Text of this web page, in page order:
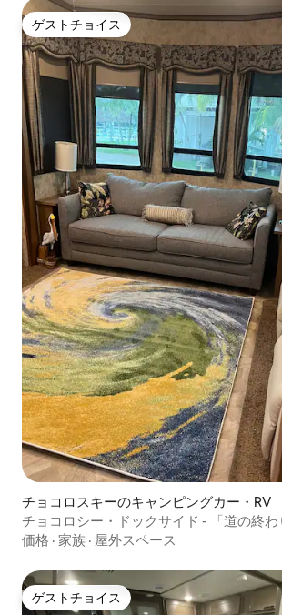
ゲストチョイス
ゲストチョイス
チョコロスキーのキャンピングカー・RV
チョコロシー・ドックサイド - 「道の終わ
価格 · 家族 · 屋外スペース
ゲストチョイス
ゲストチョイス